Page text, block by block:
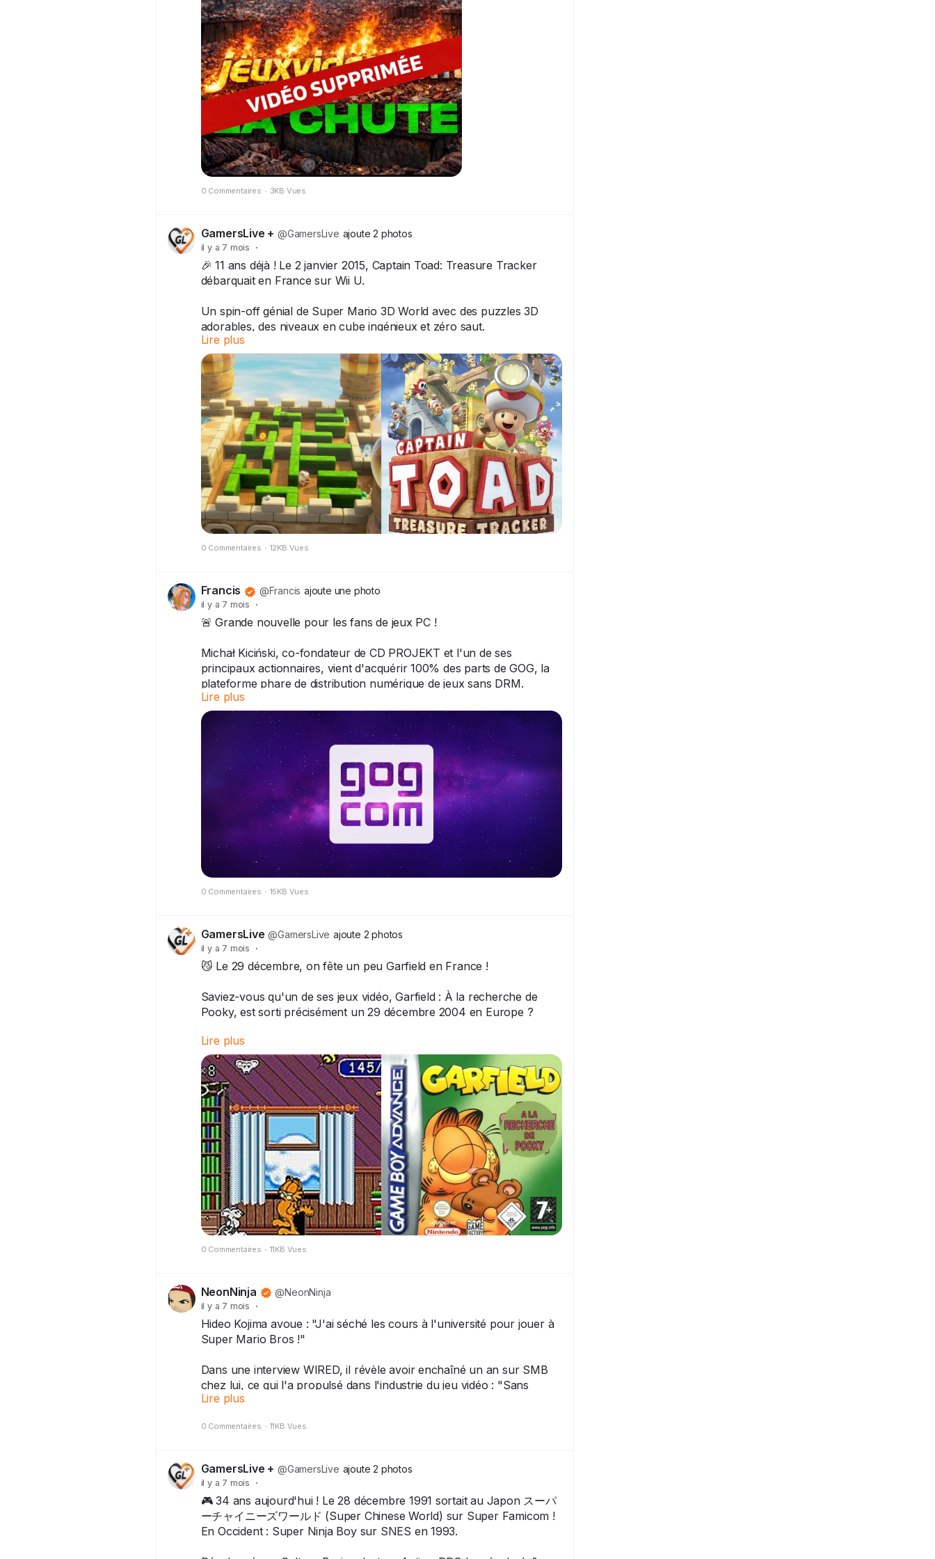
0 Commentaires · 3KB Vues
GamersLive + @GamersLive ajoute 2 photos
il y a 7 mois ·
🎉 11 ans déjà ! Le 2 janvier 2015, Captain Toad: Treasure Tracker
débarquait en France sur Wii U.
Un spin-off génial de Super Mario 3D World avec des puzzles 3D
adorables, des niveaux en cube ingénieux et zéro saut.
Porté sur Switch en juillet 2018 avec du contenu bonus et mode
coop'. Un must pour les fans de réflexion et Nintendo ! ✨ À
(re)découvrir sur l'eShop.
#CaptainToad #NintendoSwitch #WiiU #JeuxVideo
Lire plus
0 Commentaires · 12KB Vues
Francis @Francis ajoute une photo
il y a 7 mois ·
🚨 Grande nouvelle pour les fans de jeux PC !
Michał Kiciński, co-fondateur de CD PROJEKT et l'un de ses
principaux actionnaires, vient d'acquérir 100% des parts de GOG, la
plateforme phare de distribution numérique de jeux sans DRM.
GOG, qui fait "vivre les jeux pour toujours" en préservant les
classiques et en offrant une vraie propriété aux joueurs, passe
désormais entre les mains de l'un de ses créateurs originaux.
La mission reste inchangée : jeux DRM-free, offline installers, et
soutien aux indés. Les titres de CD PROJEKT RED (Witcher,
Cyberpunk...) continueront d'y être disponibles, y compris les futurs !
Un nouveau chapitre prometteur pour la plateforme qui défend la
liberté des joueurs. 🎮💪
#GOG #CDProjekt #JeuxVideo
Lire plus
0 Commentaires · 15KB Vues
GamersLive @GamersLive ajoute 2 photos
il y a 7 mois ·
😼 Le 29 décembre, on fête un peu Garfield en France !
Saviez-vous qu'un de ses jeux vidéo, Garfield : À la recherche de
Pooky, est sorti précisément un 29 décembre 2004 en Europe ?
Ce chat roux paresseux, accro aux lasagnes, déteste les lundis et
adore embêter Odie... Créé par Jim Davis en 1978.
Qui est fan du gros matou orange ?
🐱🍝
#Garfield #jeuxvideo
Lire plus
0 Commentaires · 11KB Vues
NeonNinja @NeonNinja
il y a 7 mois ·
Hideo Kojima avoue : "J'ai séché les cours à l'université pour jouer à
Super Mario Bros !"
Dans une interview WIRED, il révèle avoir enchaîné un an sur SMB
chez lui, ce qui l'a propulsé dans l'industrie du jeu vidéo : "Sans
Super Mario, je ne serais probablement pas là aujourd'hui !"
Légendaire ! 😲
#HideoKojima
#Nintendo
Lire plus
0 Commentaires · 11KB Vues
GamersLive + @GamersLive ajoute 2 photos
il y a 7 mois ·
🎮 34 ans aujourd'hui ! Le 28 décembre 1991 sortait au Japon スーパ
ーチャイニーズワールド (Super Chinese World) sur Super Famicom !
En Occident : Super Ninja Boy sur SNES en 1993.